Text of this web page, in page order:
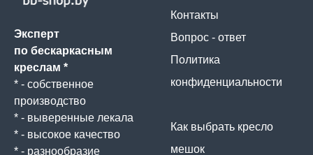
Эксперт
по бескаркасным
креслам *
* - собственное
производство
* - выверенные лекала
* - высокое качество
* - разнообразие
Контакты
Вопрос - ответ
Политика
конфиденциальности
Как выбрать кресло
мешок